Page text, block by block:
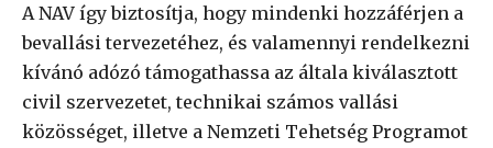
A NAV így biztosítja, hogy mindenki hozzáférjen a
bevallási tervezetéhez, és valamennyi rendelkezni
kívánó adózó támogathassa az általa kiválasztott
civil szervezetet, technikai számos vallási
közösséget, illetve a Nemzeti Tehetség Programot